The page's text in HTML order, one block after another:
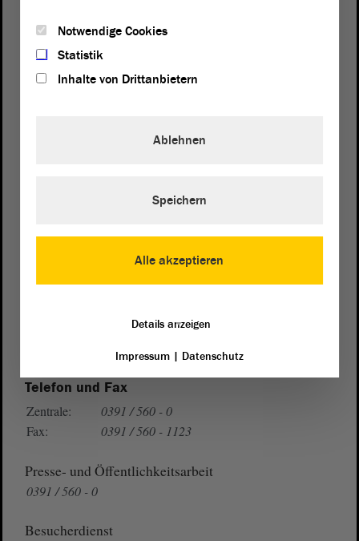
Landtagvon Sachsen-Anhalt
Wegbeschreibung
Telefon und Fax
Zentrale:
0391 / 560 - 0
Fax:
0391 / 560 - 1123
Presse- und Öffentlichkeitsarbeit
0391 / 560 - 0
Besucherdienst
Notwendige Cookies
Statistik
Inhalte von Drittanbietern
Alle akzeptieren
Ablehnen
Speichern
Details anzeigen
Impressum| Datenschutz